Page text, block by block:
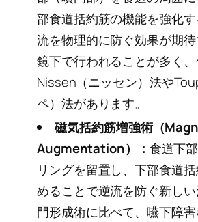
部食道括約筋の機能を強化
流を物理的に防ぐ効果が期
鏡下で行われることが多く
Nissen（ニッセン）法や
ペ）法があります。
磁気括約筋増強術（
Augmentation）： 食道下
リングを留置し、下部食道
めることで逆流を防ぐ新し
門形成術に比べて、嚥下障